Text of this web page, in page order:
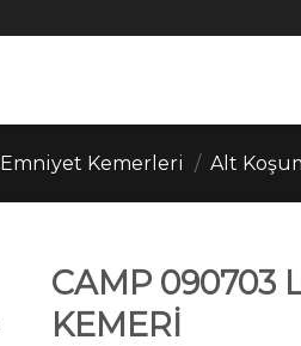
Emniyet Kemerleri / Alt
CAMP 090703
KEMERİ